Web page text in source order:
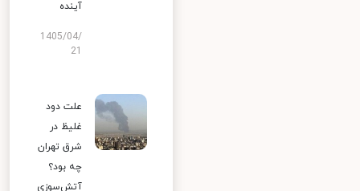
آینده
1405/04/
علت دود
غلیظ در
شرق تهران
چه بود؟
آتش‌سوزی